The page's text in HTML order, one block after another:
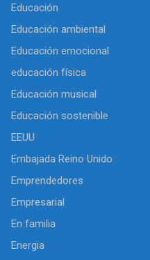
Educación
Educación ambiental
Educación emocional
educación física
Educación musical
Educación sostenible
EEUU
Embajada Reino Unido
Emprendedores
Empresarial
En familia
Energia